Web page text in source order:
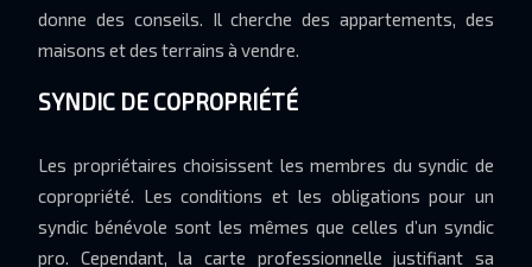
donne des conseils. Il cherche des appartements, des
maisons et des terrains à vendre.
SYNDIC DE COPROPRIÉTÉ
Les propriétaires choisissent les membres du syndic de
copropriété. Les conditions et les obligations pour un
syndic bénévole sont les mêmes que celles d’un syndic
pro. Cependant, la carte professionnelle justifiant sa